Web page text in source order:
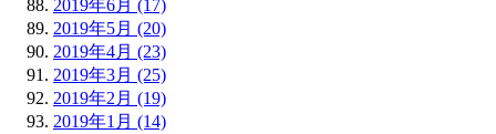
2019年6月 (17)
2019年5月 (20)
2019年4月 (23)
2019年3月 (25)
2019年2月 (19)
2019年1月 (14)